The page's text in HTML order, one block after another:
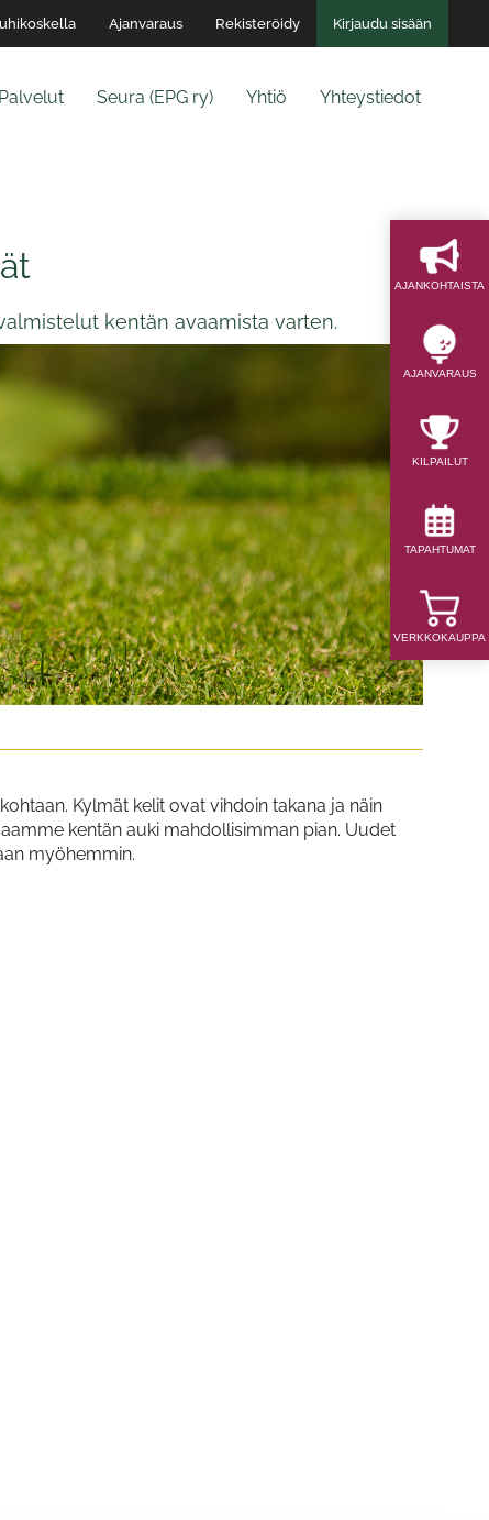
Ajanvaraus Rekisteröidy Kirjaudu sisään
Yhteystiedot
Yhtiö
Seura (EPG ry)
Palvelut
AJAN­KOHTAISTA
AJAN­VARAUS
KILPAILUT
TAPAHTUMAT
VERKKOKAUPPA
kentän avaamista varten.
Kylmät kelit ovat vihdoin takana ja näin
kentän auki mahdollisimman pian. Uudet
myöhemmin.